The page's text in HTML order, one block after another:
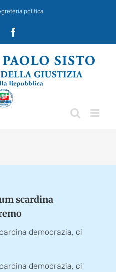
politica
scardina
democrazia, ci
democrazia, ci